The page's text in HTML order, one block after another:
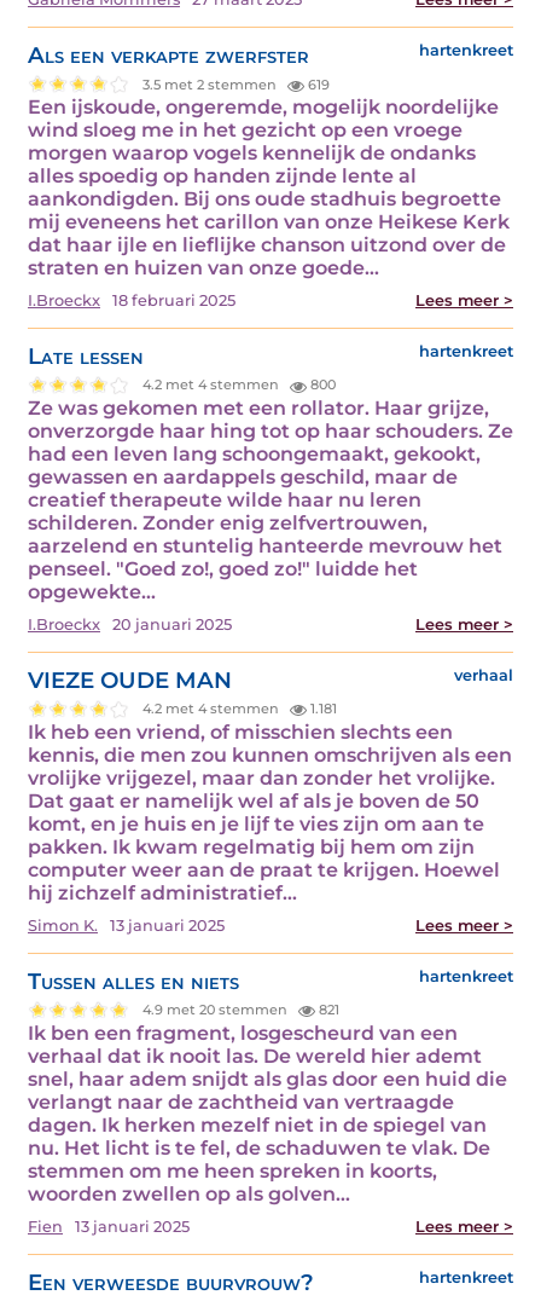
Als een verkapte zwerfster hartenkreet
3.5 met 2 stemmen 619
Een ijskoude, ongeremde, mogelijk noordelijke
wind sloeg me in het gezicht op een vroege
morgen waarop vogels kennelijk de ondanks
alles spoedig op handen zijnde lente al
aankondigden. Bij ons oude stadhuis begroette
mij eveneens het carillon van onze Heikese Kerk
dat haar ijle en lieflijke chanson uitzond over de
straten en huizen van onze goede…
I.Broeckx 18 februari 2025 Lees meer >
Late lessen hartenkreet
4.2 met 4 stemmen 800
Ze was gekomen met een rollator. Haar grijze,
onverzorgde haar hing tot op haar schouders. Ze
had een leven lang schoongemaakt, gekookt,
gewassen en aardappels geschild, maar de
creatief therapeute wilde haar nu leren
schilderen. Zonder enig zelfvertrouwen,
aarzelend en stuntelig hanteerde mevrouw het
penseel. "Goed zo!, goed zo!" luidde het
opgewekte…
I.Broeckx 20 januari 2025 Lees meer >
VIEZE OUDE MAN verhaal
4.2 met 4 stemmen 1.181
Ik heb een vriend, of misschien slechts een
kennis, die men zou kunnen omschrijven als een
vrolijke vrijgezel, maar dan zonder het vrolijke.
Dat gaat er namelijk wel af als je boven de 50
komt, en je huis en je lijf te vies zijn om aan te
pakken. Ik kwam regelmatig bij hem om zijn
computer weer aan de praat te krijgen. Hoewel
hij zichzelf administratief…
Simon K. 13 januari 2025 Lees meer >
Tussen alles en niets hartenkreet
4.9 met 20 stemmen 821
Ik ben een fragment, losgescheurd van een
verhaal dat ik nooit las. De wereld hier ademt
snel, haar adem snijdt als glas door een huid die
verlangt naar de zachtheid van vertraagde
dagen. Ik herken mezelf niet in de spiegel van
nu. Het licht is te fel, de schaduwen te vlak. De
stemmen om me heen spreken in koorts,
woorden zwellen op als golven…
Fien 13 januari 2025 Lees meer >
Een verweesde buurvrouw? hartenkreet